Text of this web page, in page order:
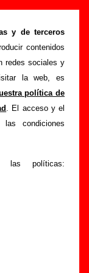
y de terceros
contenidos
redes sociales y
la web, es
política de
. El acceso y el
condiciones
políticas:
información
enviar nueva
el siguiente
e-mail a
por tu